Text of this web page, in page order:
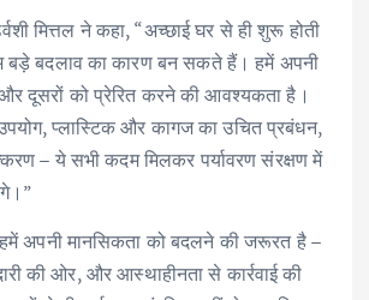
मित्तल ने कहा, “अच्छाई घर से ही शुरू होती
बदलाव का कारण बन सकते हैं। हमें अपनी
दूसरों को प्रेरित करने की आवश्यकता है।
प्लास्टिक और कागज का उचित प्रबंधन,
– ये सभी कदम मिलकर पर्यावरण संरक्षण में
अपनी मानसिकता को बदलने की जरूरत है –
की ओर, और आस्थाहीनता से कार्रवाई की